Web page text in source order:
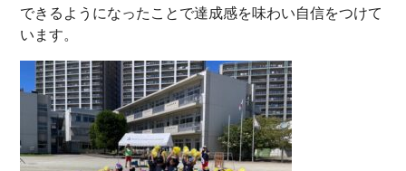
できるようになったことで達成感を味わい自信をつけて
います。